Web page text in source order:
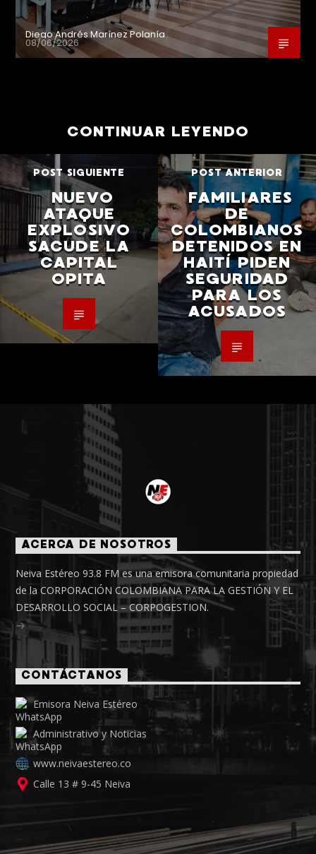
Diego Andrés Marínez Polanía
08/06/2026
CONTINUAR LEYENDO
POST SIGUIENTE
NUEVO
ATAQUE
EXPLOSIVO
SACUDE LA
CAPITAL
OPITA
POST ANTERIOR
FAMILIARES
DE
COLOMBIANOS
DETENIDOS EN
HAITÍ PIDEN
SEGURIDAD
PARA LOS
ACUSADOS
ACERCA DE NOSOTROS
Neiva Estéreo 93.8 FM es una emisora comunitaria propiedad
de la CORPORACIÓN COLOMBIANA PARA LA GESTIÓN Y EL
DESARROLLO SOCIAL – CORPOGESTION.
CONTÁCTANOS
Emisora Neiva Estéreo
Administrativo y Noticias
www.neivaestereo.co
Calle 13 # 9-45 Neiva